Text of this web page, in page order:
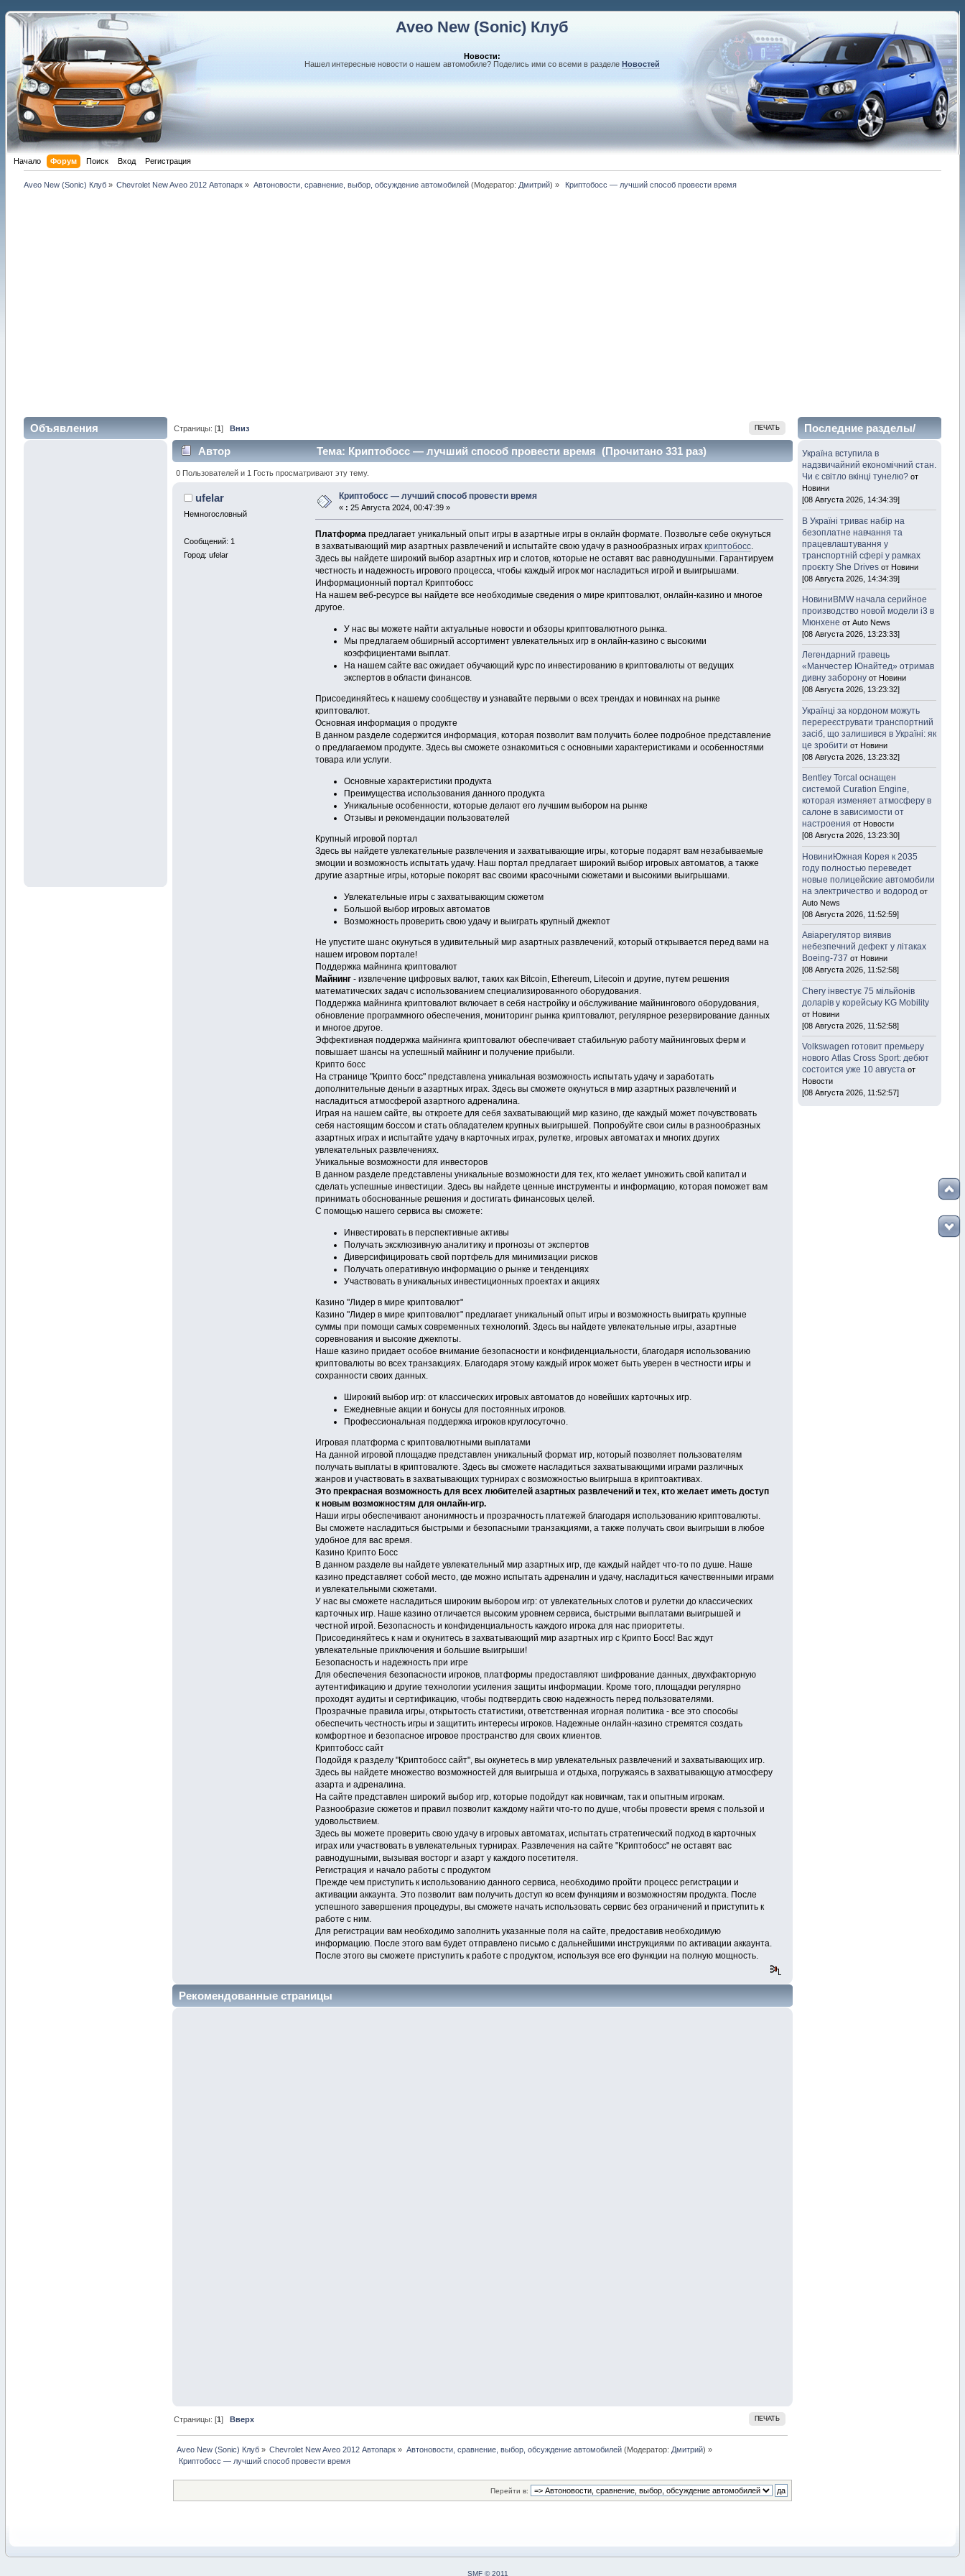
Aveo New (Sonic) Клуб
Новости:
Нашел интересные новости о нашем автомобиле? Поделись ими со всеми в разделеНовостей
Начало Форум Поиск Вход Регистрация
Aveo New (Sonic) Клуб» Chevrolet New Aveo 2012 Автопарк » Автоновости, сравнение, выбор, обсуждение автомобилей(Модератор: Дмитрий) » Криптобосс — лучший способ провести время
Объявления ПЕЧАТЬ
Страницы: [1] Вниз
Автор Тема: Криптобосс — лучший способ провести время (Прочитано 331 раз)
0 Пользователей и 1 Гость просматривают эту тему.
ufelar
Немногословный
Сообщений: 1
Город: ufelar
Криптобосс — лучший способ провести время
« : 25 Августа 2024, 00:47:39 »
Платформа предлагает уникальный опыт игры в азартные игры в онлайн формате. Позвольте себе окунуться
в захватывающий мир азартных развлечений и испытайте свою удачу в разнообразных играхкриптобосс.
Здесь вы найдете широкий выбор азартных игр и слотов, которые не оставят вас равнодушными. Гарантируем
честность и надежность игрового процесса, чтобы каждый игрок мог насладиться игрой и выигрышами.
Информационный портал Криптобосс
На нашем веб-ресурсе вы найдете все необходимые сведения о мире криптовалют, онлайн-казино и многое
другое.
У нас вы можете найти актуальные новости и обзоры криптовалютного рынка.
Мы предлагаем обширный ассортимент увлекательных игр в онлайн-казино с высокими
коэффициентами выплат.
На нашем сайте вас ожидает обучающий курс по инвестированию в криптовалюты от ведущих
экспертов в области финансов.
Присоединяйтесь к нашему сообществу и узнавайте первыми о всех трендах и новинках на рынке
криптовалют.
Основная информация о продукте
В данном разделе содержится информация, которая позволит вам получить более подробное представление
о предлагаемом продукте. Здесь вы сможете ознакомиться с основными характеристиками и особенностями
товара или услуги.
Основные характеристики продукта
Преимущества использования данного продукта
Уникальные особенности, которые делают его лучшим выбором на рынке
Отзывы и рекомендации пользователей
Крупный игровой портал
Здесь вы найдете увлекательные развлечения и захватывающие игры, которые подарят вам незабываемые
эмоции и возможность испытать удачу. Наш портал предлагает широкий выбор игровых автоматов, а также
другие азартные игры, которые покорят вас своими красочными сюжетами и высокими выигрышами.
Увлекательные игры с захватывающим сюжетом
Большой выбор игровых автоматов
Возможность проверить свою удачу и выиграть крупный джекпот
Не упустите шанс окунуться в удивительный мир азартных развлечений, который открывается перед вами на
нашем игровом портале!
Поддержка майнинга криптовалют
Майнинг - извлечение цифровых валют, таких как Bitcoin, Ethereum, Litecoin и другие, путем решения
математических задач с использованием специализированного оборудования.
Поддержка майнинга криптовалют включает в себя настройку и обслуживание майнингового оборудования,
обновление программного обеспечения, мониторинг рынка криптовалют, регулярное резервирование данных
и многое другое.
Эффективная поддержка майнинга криптовалют обеспечивает стабильную работу майнинговых ферм и
повышает шансы на успешный майнинг и получение прибыли.
Крипто босс
На странице "Крипто босс" представлена уникальная возможность испытать удачу и заработать
дополнительные деньги в азартных играх. Здесь вы сможете окунуться в мир азартных развлечений и
насладиться атмосферой азартного адреналина.
Играя на нашем сайте, вы откроете для себя захватывающий мир казино, где каждый может почувствовать
себя настоящим боссом и стать обладателем крупных выигрышей. Попробуйте свои силы в разнообразных
азартных играх и испытайте удачу в карточных играх, рулетке, игровых автоматах и многих других
увлекательных развлечениях.
Уникальные возможности для инвесторов
В данном разделе представлены уникальные возможности для тех, кто желает умножить свой капитал и
сделать успешные инвестиции. Здесь вы найдете ценные инструменты и информацию, которая поможет вам
принимать обоснованные решения и достигать финансовых целей.
С помощью нашего сервиса вы сможете:
Инвестировать в перспективные активы
Получать эксклюзивную аналитику и прогнозы от экспертов
Диверсифицировать свой портфель для минимизации рисков
Получать оперативную информацию о рынке и тенденциях
Участвовать в уникальных инвестиционных проектах и акциях
Казино "Лидер в мире криптовалют"
Казино "Лидер в мире криптовалют" предлагает уникальный опыт игры и возможность выиграть крупные
суммы при помощи самых современных технологий. Здесь вы найдете увлекательные игры, азартные
соревнования и высокие джекпоты.
Наше казино придает особое внимание безопасности и конфиденциальности, благодаря использованию
криптовалюты во всех транзакциях. Благодаря этому каждый игрок может быть уверен в честности игры и
сохранности своих данных.
Широкий выбор игр: от классических игровых автоматов до новейших карточных игр.
Ежедневные акции и бонусы для постоянных игроков.
Профессиональная поддержка игроков круглосуточно.
Игровая платформа с криптовалютными выплатами
На данной игровой площадке представлен уникальный формат игр, который позволяет пользователям
получать выплаты в криптовалюте. Здесь вы сможете насладиться захватывающими играми различных
жанров и участвовать в захватывающих турнирах с возможностью выигрыша в криптоактивах.
Это прекрасная возможность для всех любителей азартных развлечений и тех, кто желает иметь доступ
к новым возможностям для онлайн-игр.
Наши игры обеспечивают анонимность и прозрачность платежей благодаря использованию криптовалюты.
Вы сможете насладиться быстрыми и безопасными транзакциями, а также получать свои выигрыши в любое
удобное для вас время.
Казино Крипто Босс
В данном разделе вы найдете увлекательный мир азартных игр, где каждый найдет что-то по душе. Наше
казино представляет собой место, где можно испытать адреналин и удачу, насладиться качественными играми
и увлекательными сюжетами.
У нас вы сможете насладиться широким выбором игр: от увлекательных слотов и рулетки до классических
карточных игр. Наше казино отличается высоким уровнем сервиса, быстрыми выплатами выигрышей и
честной игрой. Безопасность и конфиденциальность каждого игрока для нас приоритеты.
Присоединяйтесь к нам и окунитесь в захватывающий мир азартных игр с Крипто Босс! Вас ждут
увлекательные приключения и большие выигрыши!
Безопасность и надежность при игре
Для обеспечения безопасности игроков, платформы предоставляют шифрование данных, двухфакторную
аутентификацию и другие технологии усиления защиты информации. Кроме того, площадки регулярно
проходят аудиты и сертификацию, чтобы подтвердить свою надежность перед пользователями.
Прозрачные правила игры, открытость статистики, ответственная игорная политика - все это способы
обеспечить честность игры и защитить интересы игроков. Надежные онлайн-казино стремятся создать
комфортное и безопасное игровое пространство для своих клиентов.
Криптобосс сайт
Подойдя к разделу "Криптобосс сайт", вы окунетесь в мир увлекательных развлечений и захватывающих игр.
Здесь вы найдете множество возможностей для выигрыша и отдыха, погружаясь в захватывающую атмосферу
азарта и адреналина.
На сайте представлен широкий выбор игр, которые подойдут как новичкам, так и опытным игрокам.
Разнообразие сюжетов и правил позволит каждому найти что-то по душе, чтобы провести время с пользой и
удовольствием.
Здесь вы можете проверить свою удачу в игровых автоматах, испытать стратегический подход в карточных
играх или участвовать в увлекательных турнирах. Развлечения на сайте "Криптобосс" не оставят вас
равнодушными, вызывая восторг и азарт у каждого посетителя.
Регистрация и начало работы с продуктом
Прежде чем приступить к использованию данного сервиса, необходимо пройти процесс регистрации и
активации аккаунта. Это позволит вам получить доступ ко всем функциям и возможностям продукта. После
успешного завершения процедуры, вы сможете начать использовать сервис без ограничений и приступить к
работе с ним.
Для регистрации вам необходимо заполнить указанные поля на сайте, предоставив необходимую
информацию. После этого вам будет отправлено письмо с дальнейшими инструкциями по активации аккаунта.
После этого вы сможете приступить к работе с продуктом, используя все его функции на полную мощность.
Рекомендованные страницы
ПЕЧАТЬ
Страницы: [1] Вверх
Aveo New (Sonic) Клуб» Chevrolet New Aveo 2012 Автопарк » Автоновости, сравнение, выбор, обсуждение автомобилей(Модератор: Дмитрий) »
Криптобосс — лучший способ провести время
Перейти в:
Последние разделы/
темы
Україна вступила в
надзвичайний економічний стан.
Чи є світло вкінці тунелю? от
Новини
[08 Августа 2026, 14:34:39]
В Україні триває набір на
безоплатне навчання та
працевлаштування у
транспортній сфері у рамках
проєкту She Drives от Новини
[08 Августа 2026, 14:34:39]
НовиниBMW начала серийное
производство новой модели i3 в
Мюнхене от Auto News
[08 Августа 2026, 13:23:33]
Легендарний гравець
«Манчестер Юнайтед» отримав
дивну заборону от Новини
[08 Августа 2026, 13:23:32]
Українці за кордоном можуть
перереєструвати транспортний
засіб, що залишився в Україні: як
це зробити от Новини
[08 Августа 2026, 13:23:32]
Bentley Torcal оснащен
системой Curation Engine,
которая изменяет атмосферу в
салоне в зависимости от
настроения от Новости
[08 Августа 2026, 13:23:30]
НовиниЮжная Корея к 2035
году полностью переведет
новые полицейские автомобили
на электричество и водород от
Auto News
[08 Августа 2026, 11:52:59]
Авіарегулятор виявив
небезпечний дефект у літаках
Boeing-737 от Новини
[08 Августа 2026, 11:52:58]
Chery інвестує 75 мільйонів
доларів у корейську KG Mobility
от Новини
[08 Августа 2026, 11:52:58]
Volkswagen готовит премьеру
нового Atlas Cross Sport: дебют
состоится уже 10 августа от
Новости
[08 Августа 2026, 11:52:57]
SMF © 2011